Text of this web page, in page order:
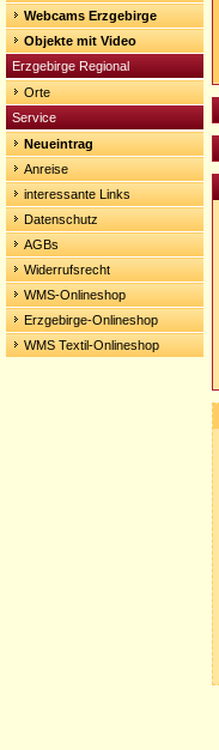
Webcams Erzgebirge
Objekte mit Video
Erzgebirge Regional
Orte
Service
Neueintrag
Anreise
interessante Links
Datenschutz
AGBs
Widerrufsrecht
WMS-Onlineshop
Erzgebirge-Onlineshop
WMS Textil-Onlineshop